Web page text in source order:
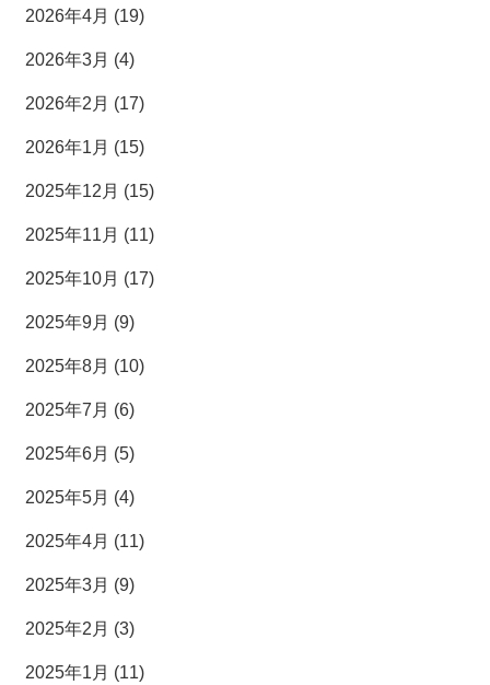
2026年4月 (19)
2026年3月 (4)
2026年2月 (17)
2026年1月 (15)
2025年12月 (15)
2025年11月 (11)
2025年10月 (17)
2025年9月 (9)
2025年8月 (10)
2025年7月 (6)
2025年6月 (5)
2025年5月 (4)
2025年4月 (11)
2025年3月 (9)
2025年2月 (3)
2025年1月 (11)